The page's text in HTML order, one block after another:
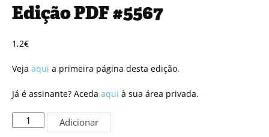
Edição PDF #5567
1,2€
Veja aqui a primeira página desta edição.
Já é assinante? Aceda aqui à sua área privada.
Quantidade
de
Adicionar